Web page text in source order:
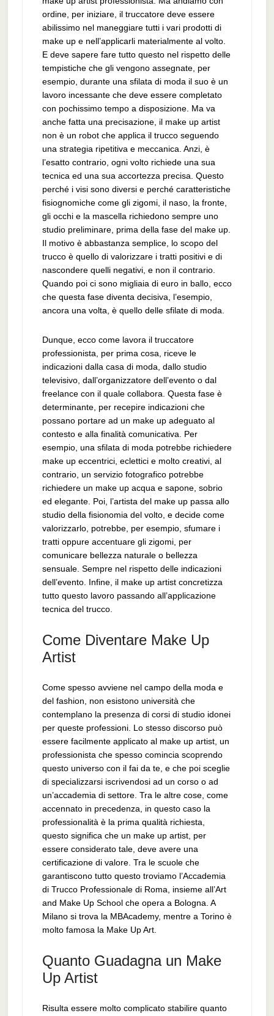
ordine, per iniziare, il truccatore deve essere
abilissimo nel maneggiare tutti i vari prodotti di
make up e nell’applicarli materialmente al volto.
E deve sapere fare tutto questo nel rispetto delle
tempistiche che gli vengono assegnate, per
esempio, durante una sfilata di moda il suo è un
lavoro incessante che deve essere completato
con pochissimo tempo a disposizione. Ma va
anche fatta una precisazione, il make up artist
non è un robot che applica il trucco seguendo
una strategia ripetitiva e meccanica. Anzi, è
l’esatto contrario, ogni volto richiede una sua
tecnica ed una sua accortezza precisa. Questo
perché i visi sono diversi e perché caratteristiche
fisiognomiche come gli zigomi, il naso, la fronte,
gli occhi e la mascella richiedono sempre uno
studio preliminare, prima della fase del make up.
Il motivo è abbastanza semplice, lo scopo del
trucco è quello di valorizzare i tratti positivi e di
nascondere quelli negativi, e non il contrario.
Quando poi ci sono migliaia di euro in ballo, ecco
che questa fase diventa decisiva, l’esempio,
ancora una volta, è quello delle sfilate di moda.
Dunque, ecco come lavora il truccatore
professionista, per prima cosa, riceve le
indicazioni dalla casa di moda, dallo studio
televisivo, dall’organizzatore dell’evento o dal
freelance con il quale collabora. Questa fase è
determinante, per recepire indicazioni che
possano portare ad un make up adeguato al
contesto e alla finalità comunicativa. Per
esempio, una sfilata di moda potrebbe richiedere
make up eccentrici, eclettici e molto creativi, al
contrario, un servizio fotografico potrebbe
richiedere un make up acqua e sapone, sobrio
ed elegante. Poi, l’artista del make up passa allo
studio della fisionomia del volto, e decide come
valorizzarlo, potrebbe, per esempio, sfumare i
tratti oppure accentuare gli zigomi, per
comunicare bellezza naturale o bellezza
sensuale. Sempre nel rispetto delle indicazioni
dell’evento. Infine, il make up artist concretizza
tutto questo lavoro passando all’applicazione
tecnica del trucco.
Come Diventare Make Up
Artist
Come spesso avviene nel campo della moda e
del fashion, non esistono università che
contemplano la presenza di corsi di studio idonei
per queste professioni. Lo stesso discorso può
essere facilmente applicato al make up artist, un
professionista che spesso comincia scoprendo
questo universo con il fai da te, e che poi sceglie
di specializzarsi iscrivendosi ad un corso o ad
un’accademia di settore. Tra le altre cose, come
accennato in precedenza, in questo caso la
professionalità è la prima qualità richiesta,
questo significa che un make up artist, per
essere considerato tale, deve avere una
certificazione di valore. Tra le scuole che
garantiscono tutto questo troviamo l’Accademia
di Trucco Professionale di Roma, insieme all’Art
and Make Up School che opera a Bologna. A
Milano si trova la MBAcademy, mentre a Torino è
molto famosa la Make Up Art.
Quanto Guadagna un Make
Up Artist
Risulta essere molto complicato stabilire quanto